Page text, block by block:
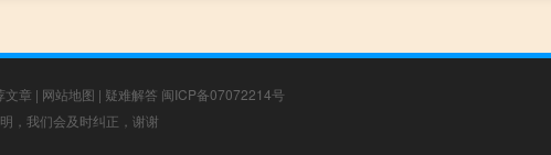
文章 | 网站地图 | 疑难解答 闽ICP备07072214号
，我们会及时纠正，谢谢